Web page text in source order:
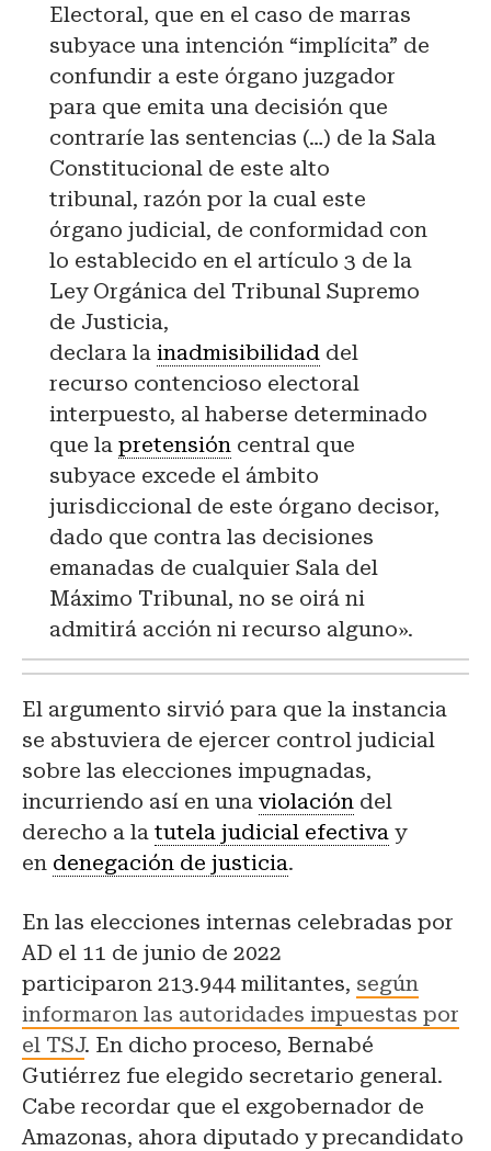
Electoral, que en el caso de marras
subyace una intención “implícita” de
confundir a este órgano juzgador
para que emita una decisión que
contraríe las sentencias (…) de la Sala
Constitucional de este alto
tribunal, razón por la cual este
órgano judicial, de conformidad con
lo establecido en el artículo 3 de la
Ley Orgánica del Tribunal Supremo
de Justicia,
declara la inadmisibilidad del
recurso contencioso electoral
interpuesto, al haberse determinado
que la pretensión central que
subyace excede el ámbito
jurisdiccional de este órgano decisor,
dado que contra las decisiones
emanadas de cualquier Sala del
Máximo Tribunal, no se oirá ni
admitirá acción ni recurso alguno».
El argumento sirvió para que la instancia
se abstuviera de ejercer control judicial
sobre las elecciones impugnadas,
incurriendo así en una violación del
derecho a la tutela judicial efectiva y
en denegación de justicia.
En las elecciones internas celebradas por
AD el 11 de junio de 2022
participaron 213.944 militantes, según
informaron las autoridades impuestas por
el TSJ. En dicho proceso, Bernabé
Gutiérrez fue elegido secretario general.
Cabe recordar que el exgobernador de
Amazonas, ahora diputado y precandidato